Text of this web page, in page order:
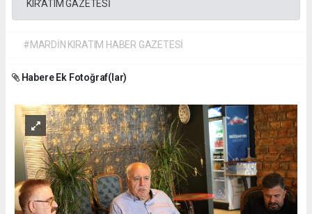
KIR'ATIM GAZETESİ
#MARDİN KIRATIM HABER GAZETESİ
Habere Ek Fotoğraf(lar)